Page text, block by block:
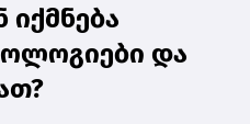
იქმნება
და